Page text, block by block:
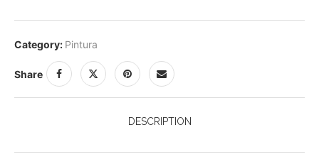
Category: Pintura
Share
DESCRIPTION